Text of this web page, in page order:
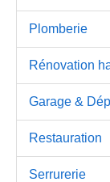
Plomberie
Rénovation
Garage &
Restauration
Serrurerie